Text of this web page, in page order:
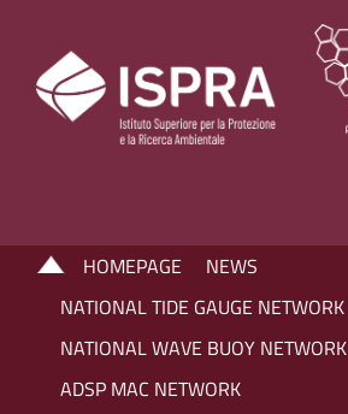
HOMEPAGE
NEWS
NATIONAL TIDE GAUGE NETWORK
NATIONAL WAVE BUOY NETWORK
ADSP MAC NETWORK